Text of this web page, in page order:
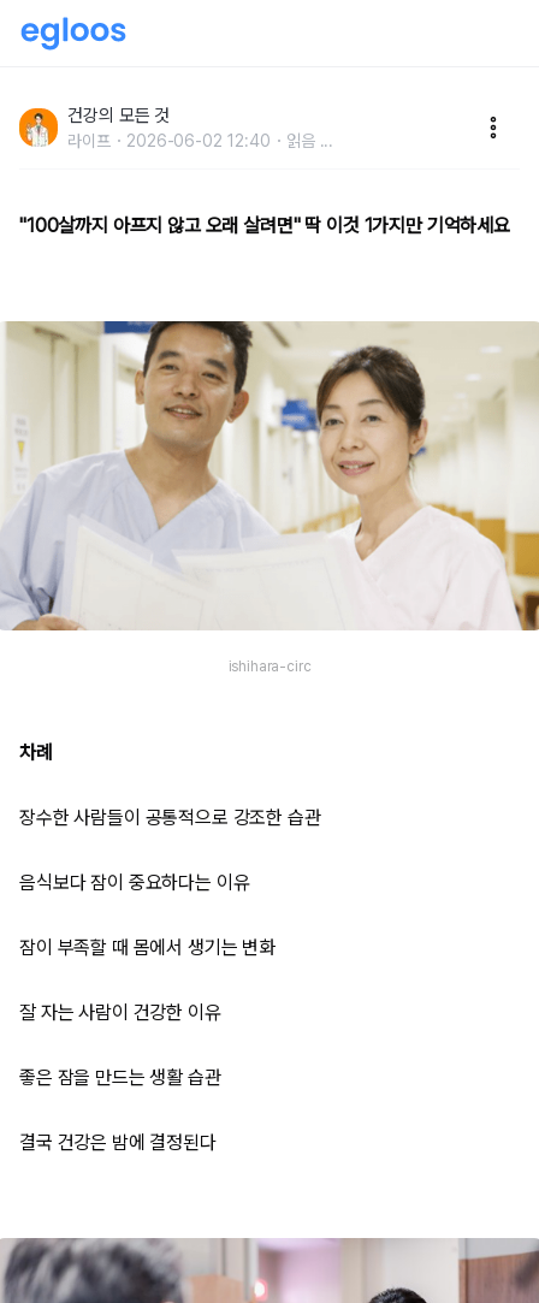
기억하세요건강의 모든 것
라이프 2026-06-02 12:40 읽음 ...
"100살까지 아프지 않고 오래 살려면" 딱 이것 1가지만 기억하세요
ishihara-circ
차례
장수한 사람들이 공통적으로 강조한 습관
음식보다 잠이 중요하다는 이유
잠이 부족할 때 몸에서 생기는 변화
잘 자는 사람이 건강한 이유
좋은 잠을 만드는 생활 습관
결국 건강은 밤에 결정된다